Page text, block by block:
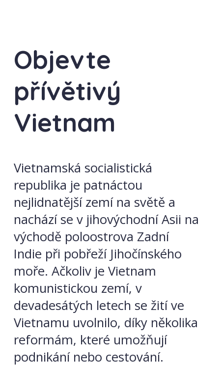
Objevte
přívětivý
Vietnam
Vietnamská socialistická
republika je patnáctou
nejlidnatější zemí na světě a
nachází se v jihovýchodní Asii na
východě poloostrova Zadní
Indie při pobřeží Jihočínského
moře. Ačkoliv je Vietnam
komunistickou zemí, v
devadesátých letech se žití ve
Vietnamu uvolnilo, díky několika
reformám, které umožňují
podnikání nebo cestování.